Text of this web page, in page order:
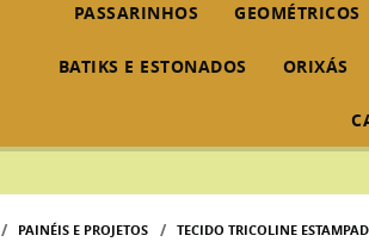
PASSARINHOS GEOMÉTRICOS
BATIKS E ESTONADOS ORIXÁS
PAINÉIS E PROJETOS TECIDO TRICOLINE